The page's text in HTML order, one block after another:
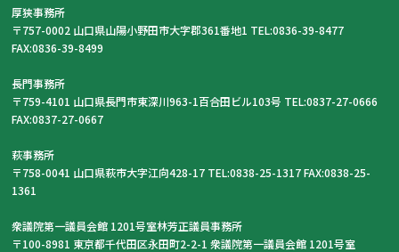
厚狭事務所
〒757-0002 山口県山陽小野田市大字郡361番地1 TEL:0836-39-8477
FAX:0836-39-8499
長門事務所
〒759-4101 山口県長門市東深川963-1百合田ビル103号 TEL:0837-27-0666
FAX:0837-27-0667
萩事務所
〒758-0041 山口県萩市大字江向428-17 TEL:0838-25-1317 FAX:0838-25-
1361
衆議院第一議員会館 1201号室林芳正議員事務所
〒100-8981 東京都千代田区永田町2-2-1 衆議院第一議員会館 1201号室